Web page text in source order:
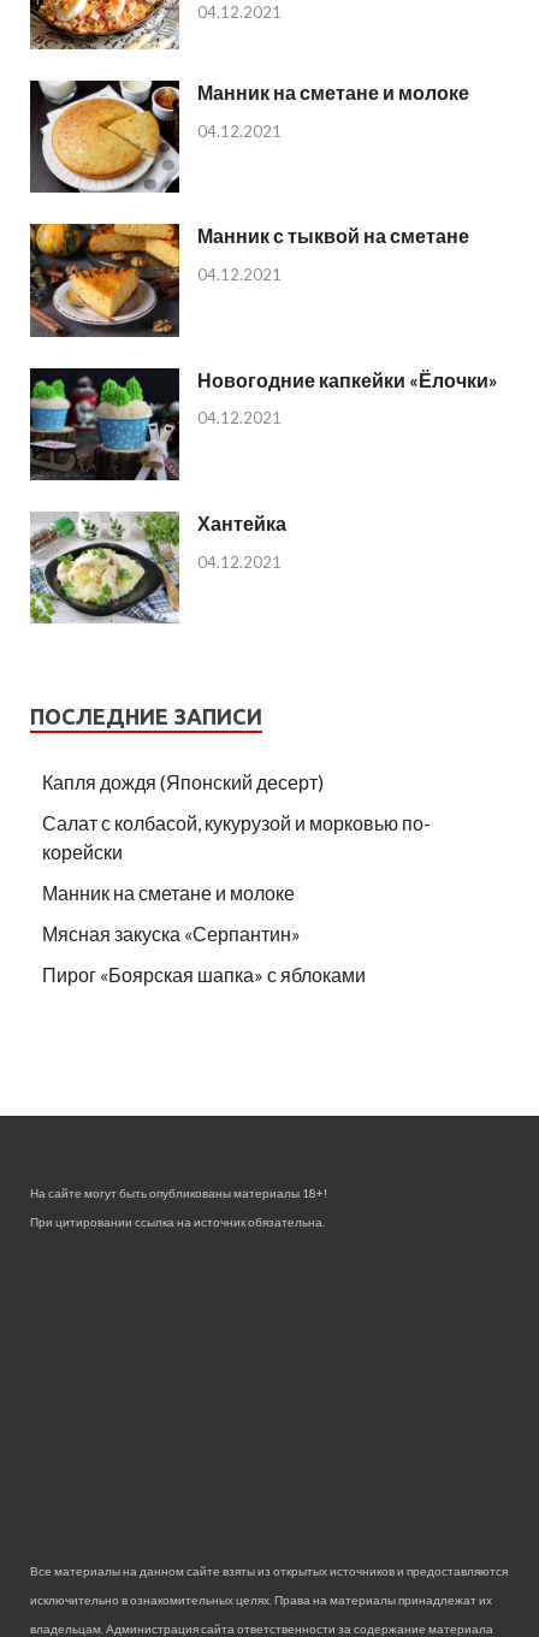
04.12.2021
Манник на сметане и молоке
04.12.2021
Манник с тыквой на сметане
04.12.2021
Новогодние капкейки «Ёлочки»
04.12.2021
Хантейка
04.12.2021
ПОСЛЕДНИЕ ЗАПИСИ
Капля дождя (Японский десерт)
Салат с колбасой, кукурузой и морковью по-
корейски
Манник на сметане и молоке
Мясная закуска «Серпантин»
Пирог «Боярская шапка» с яблоками
На сайте могут быть опубликованы материалы 18+!
При цитировании ссылка на источник обязательна.
Все материалы на данном сайте взяты из открытых источников и предоставляются
исключительно в ознакомительных целях. Права на материалы принадлежат их
владельцам. Администрация сайта ответственности за содержание материала